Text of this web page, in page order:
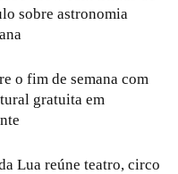
sobre astronomia
o fim de semana com
gratuita em
Lua reúne teatro, circo